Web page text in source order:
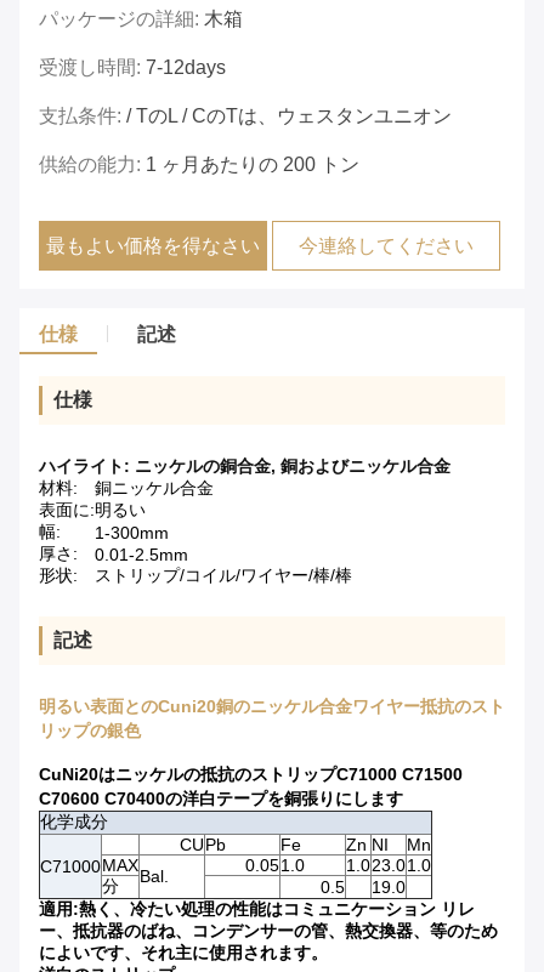
パッケージの詳細: 木箱
受渡し時間: 7-12days
支払条件: / TのL / CのTは、ウェスタンユニオン
供給の能力: 1 ヶ月あたりの 200 トン
最もよい価格を得なさい 今連絡してください
仕様 記述
仕様
ハイライト: ニッケルの銅合金, 銅およびニッケル合金
材料:
銅ニッケル合金
表面に:明るい
幅:
1-300mm
厚さ:
0.01-2.5mm
形状:
ストリップ/コイル/ワイヤー/棒/棒
記述
明るい表面とのCuni20銅のニッケル合金ワイヤー抵抗のスト
リップの銀色
CuNi20はニッケルの抵抗のストリップC71000 C71500
C70600 C70400の洋白テープを銅張りにします
化学成分
C71000
CUPb Fe Zn NI
Mn
MAX
Bal.
0.051.0 1.023.01.0
分
0.5
19.0
適用:熱く、冷たい処理の性能はコミュニケーション リレ
ー、抵抗器のばね、コンデンサーの管、熱交換器、等のため
によいです、それ主に使用されます。